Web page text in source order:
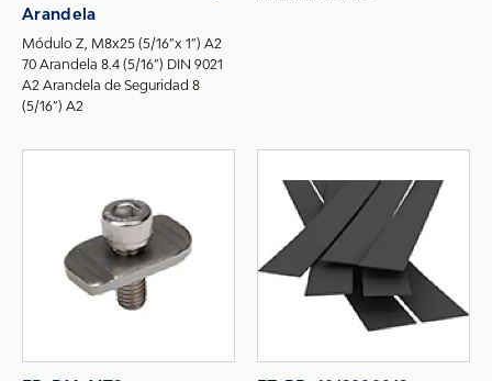
Arandela
Módulo Z, M8x25 (5/16”x 1”) A2
70 Arandela 8.4 (5/16”) DIN 9021
A2 Arandela de Seguridad 8
(5/16”) A2